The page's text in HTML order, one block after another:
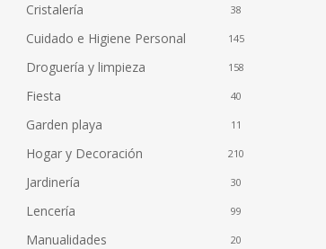
Cristalería 38
Cuidado e Higiene Personal 145
Droguería y limpieza 158
Fiesta 40
Garden playa 11
Hogar y Decoración 210
Jardinería 30
Lencería 99
Manualidades 20